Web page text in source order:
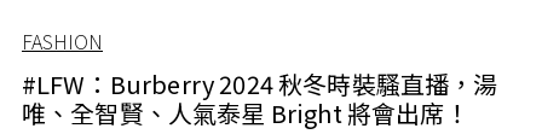
FASHION
#LFW：Burberry 2024 秋冬時裝騷直播，湯
唯、全智賢、人氣泰星 Bright 將會出席！